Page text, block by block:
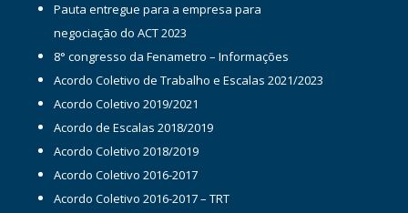
Pauta entregue para a empresa para
negociação do ACT 2023
8° congresso da Fenametro – Informações
Acordo Coletivo de Trabalho e Escalas 2021/2023
Acordo Coletivo 2019/2021
Acordo de Escalas 2018/2019
Acordo Coletivo 2018/2019
Acordo Coletivo 2016-2017
Acordo Coletivo 2016-2017 – TRT